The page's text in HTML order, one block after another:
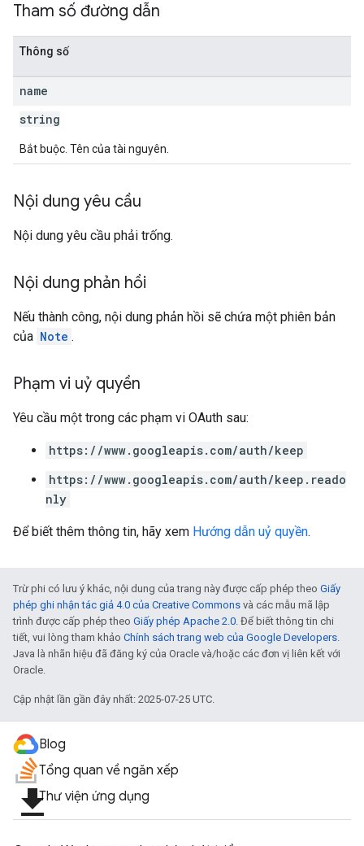
Tham số đường dẫn
Thông số
name
string
Bắt buộc. Tên của tài nguyên.
Nội dung yêu cầu
Nội dung yêu cầu phải trống.
Nội dung phản hồi
Nếu thành công, nội dung phản hồi sẽ chứa một phiên bản
của Note .
Phạm vi uỷ quyền
Yêu cầu một trong các phạm vi OAuth sau:
https://www.googleapis.com/auth/keep
https://www.googleapis.com/auth/keep.reado
nly
Để biết thêm thông tin, hãy xem Hướng dẫn uỷ quyền.
Trừ phi có lưu ý khác, nội dung của trang này được cấp phép theo Giấy
phép ghi nhận tác giả 4.0 của Creative Commons và các mẫu mã lập
trình được cấp phép theo Giấy phép Apache 2.0. Để biết thông tin chi
tiết, vui lòng tham khảo Chính sách trang web của Google Developers.
Java là nhãn hiệu đã đăng ký của Oracle và/hoặc các đơn vị liên kết với
Oracle.
Cập nhật lần gần đây nhất: 2025-07-25 UTC.
Blog
Tổng quan về ngăn xếp
file_downloadThư viện ứng dụng